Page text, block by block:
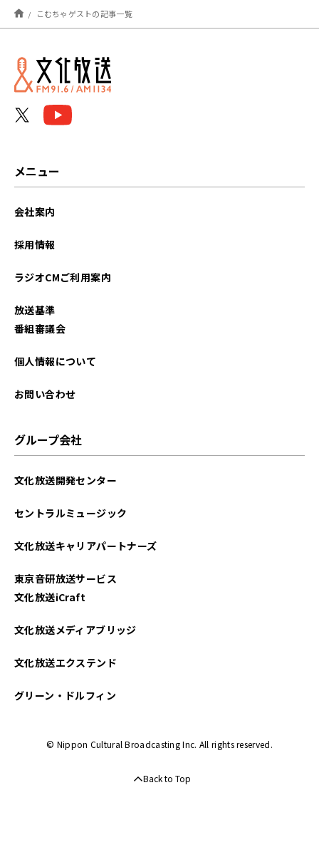
2023年03月
2023年02月
2022年05月
2022年02月
2021年09月
2021年08月
2021年07月
こむちゃゲストの記事一覧
メニュー
会社案内
採用情報
ラジオCMご利用案内
放送基準
番組審議会
個人情報について
お問い合わせ
グループ会社
文化放送開発センター
セントラルミュージック
文化放送キャリアパートナーズ
東京音研放送サービス
文化放送iCraft
文化放送メディアブリッジ
文化放送エクステンド
グリーン・ドルフィン
© Nippon Cultural Broadcasting Inc. All rights reserved.
Back to Top